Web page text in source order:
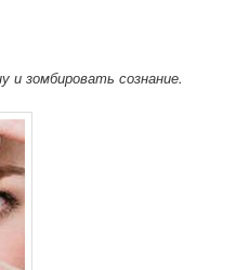
и зомбировать сознание.